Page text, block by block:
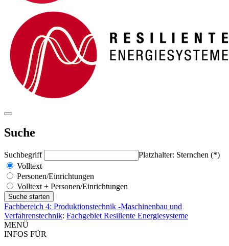
Suche
Suchbegriff
Platzhalter: Sternchen (*)
Volltext
Personen/Einrichtungen
Volltext + Personen/Einrichtungen
Fachbereich 4: Produktionstechnik -Maschinenbau und
Verfahrenstechnik: Fachgebiet Resiliente Energiesysteme
MENÜ
INFOS FÜR